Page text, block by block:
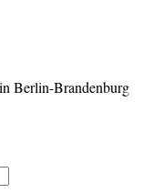
Berlin-Brandenburg